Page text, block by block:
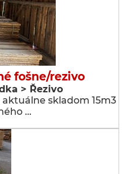
fošne/rezivo
> Řezivo
skladom 15m3
…